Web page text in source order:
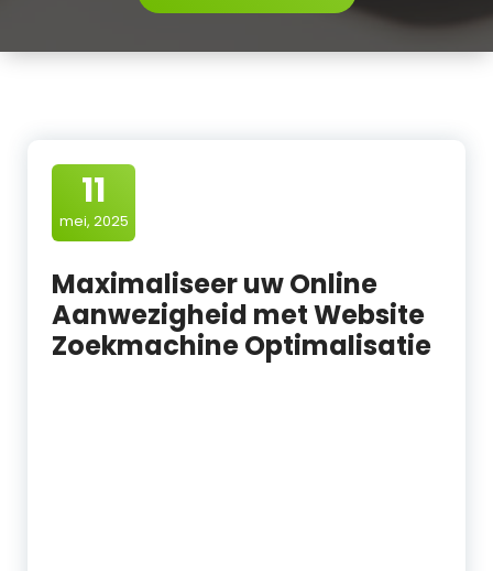
11
mei, 2025
Maximaliseer uw Online
Aanwezigheid met Website
Zoekmachine Optimalisatie